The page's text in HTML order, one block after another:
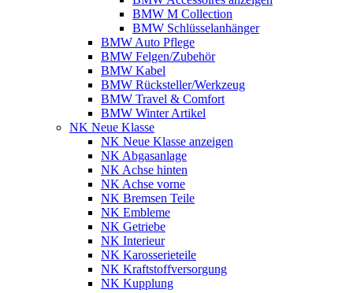
BMW M Collection
BMW Schlüsselanhänger
BMW Auto Pflege
BMW Felgen/Zubehör
BMW Kabel
BMW Rücksteller/Werkzeug
BMW Travel & Comfort
BMW Winter Artikel
NK Neue Klasse
NK Neue Klasse anzeigen
NK Abgasanlage
NK Achse hinten
NK Achse vorne
NK Bremsen Teile
NK Embleme
NK Getriebe
NK Interieur
NK Karosserieteile
NK Kraftstoffversorgung
NK Kupplung